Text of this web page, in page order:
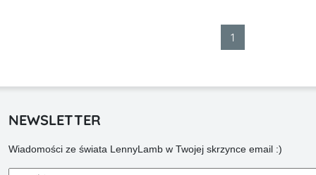
1
NEWSLETTER
Wiadomości ze świata LennyLamb w Twojej skrzynce email :)